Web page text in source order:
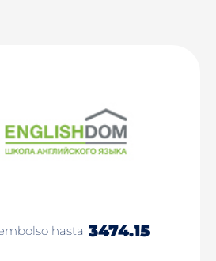
hasta 3474.15